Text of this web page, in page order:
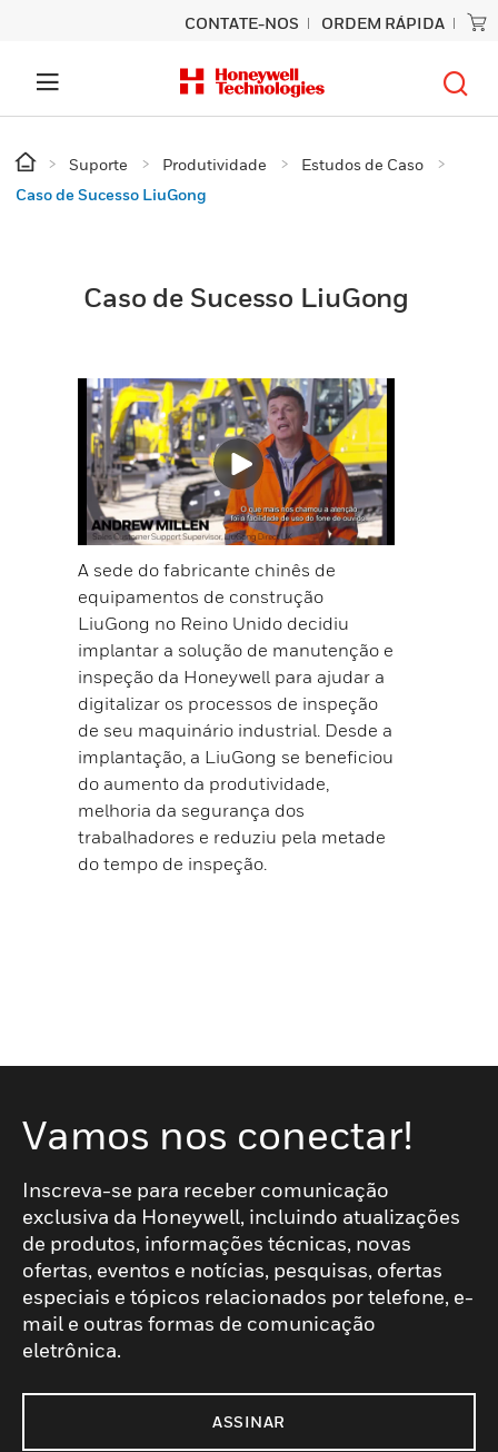
CONTATE-NOS ORDEM RÁPIDA
Suporte Produtividade
Estudos de Caso
Caso de Sucesso LiuGong
Caso de Sucesso LiuGong
A sede do fabricante chinês de
equipamentos de construção
LiuGong no Reino Unido decidiu
implantar a solução de manutenção e
inspeção da Honeywell para ajudar a
digitalizar os processos de inspeção
de seu maquinário industrial. Desde a
implantação, a LiuGong se beneficiou
do aumento da produtividade,
melhoria da segurança dos
trabalhadores e reduziu pela metade
do tempo de inspeção.
Vamos nos conectar!
Inscreva-se para receber comunicação
exclusiva da Honeywell, incluindo atualizações
de produtos, informações técnicas, novas
ofertas, eventos e notícias, pesquisas, ofertas
especiais e tópicos relacionados por telefone, e-
mail e outras formas de comunicação
eletrônica.
ASSINAR